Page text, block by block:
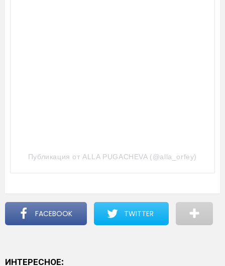
Публикация от ALLA PUGACHEVA (@alla_orfey)
FACEBOOK TWITTER
ИНТЕРЕСНОЕ: